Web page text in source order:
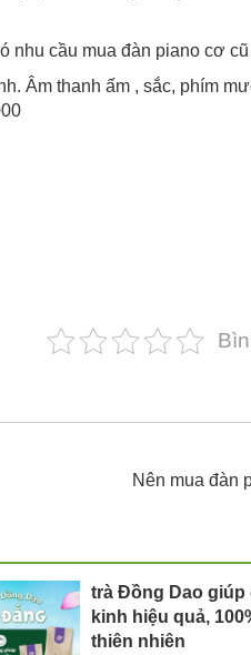
nhu cầu mua đàn piano cơ cũ
Âm thanh ấm , sắc, phím
Nên mua đàn
trà Đồng Dao giúp
kinh hiệu quả,
thiên nhiên